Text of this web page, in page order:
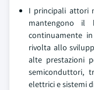
I principali attori
mantengono il
continuamente
rivolta allo
alte prestazioni
semiconduttori,
elettrici e sistemi